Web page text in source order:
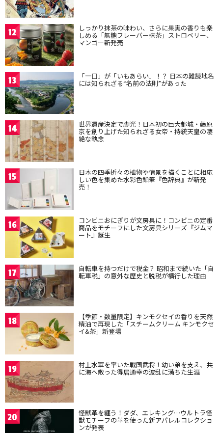
12 しっかり抹茶の味わい、さらに果実の香りも楽
しめる「無糖フレーバー抹茶」ストロベリー、
マンゴー新発売
13 「一口」が「いもあらい」！？ 日本の難読地名
には知られざる“名前の法則”があった
14 世界遺産決定で脚光！日本初の巨大都城・藤原
京を創り上げた知られざる女帝・持統天皇の凄
絶な執念
15 日本の四季折々の植物や情景を描くことに相応
しい色を集めた水彩色鉛筆『色辞典』が新発
売！
16 コンビニおにぎりが文房具に！コンビニの定番
商品をモチーフにした文房具シリーズ『ジムマ
ート』誕生
17 自転車を持つだけで税金？ 昭和まで続いた「自
転車税」の意外な歴史と脱税が横行した理由
18 【季節・数量限定】キンモクセイの香りを天然
精油で再現した「スチームクリーム キンモクセ
イ&茶」新登場
19 村上水軍を率いた戦国武将！幼い弟を支え、共
に海へ散った得居通幸の波乱に満ちた生涯
20 怪獣革を纏う！ダダ、エレキング…ウルトラ怪
獣モチーフの革を使った新アパレルコレクショ
ンが発表